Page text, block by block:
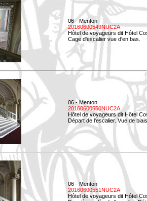
06 - Menton
20160600549NUC2A
Hôtel de voyageurs dit Hôtel
Cage d'escalier vue d'en bas.
06 - Menton
20160600550NUC2A
Hôtel de voyageurs dit Hôtel
Départ de l'escalier. Vue de
06 - Menton
20160600551NUC2A
Hôtel de voyageurs dit Hôtel